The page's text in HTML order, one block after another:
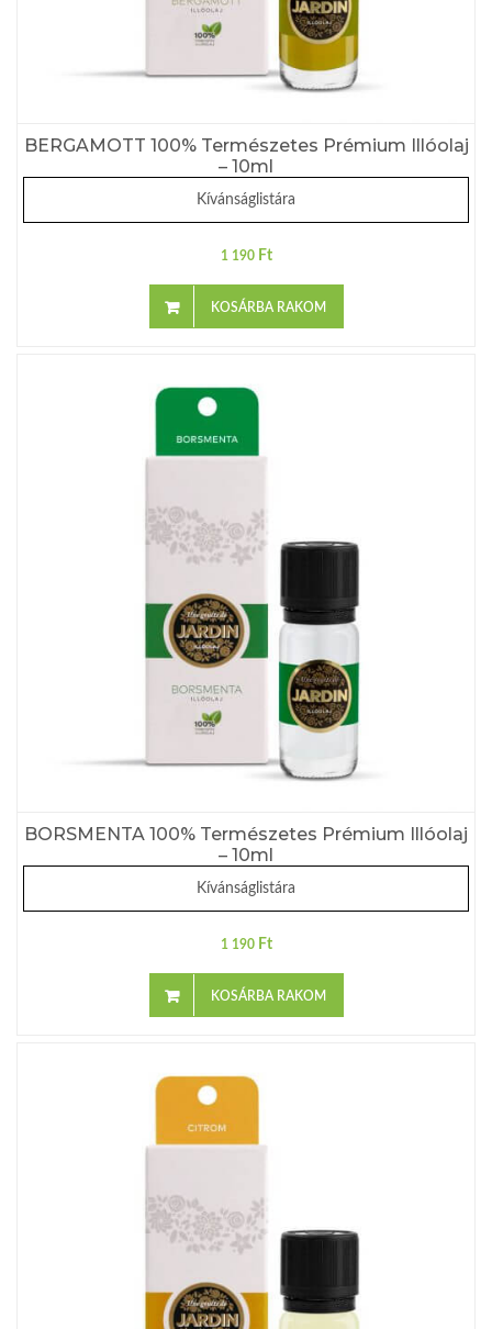
BERGAMOTT 100% Természetes Prémium Illóolaj
– 10ml
Kívánságlistára
1 190 Ft
KOSÁRBA RAKOM
BORSMENTA 100% Természetes Prémium Illóolaj
– 10ml
Kívánságlistára
1 190 Ft
KOSÁRBA RAKOM